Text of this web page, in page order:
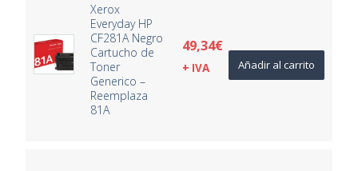
Xerox
Everyday HP
CF281A Negro
Cartucho de
Toner
Generico –
Reemplaza
81A
49,34€
+ IVA Añadir al carrito